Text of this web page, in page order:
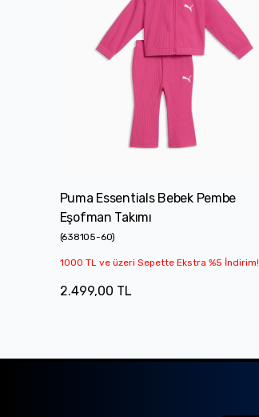
Puma Essentials Bebek Pembe
Eşofman Takımı
(638105-60)
1000 TL ve üzeri Sepette Ekstra %5 İndirim!
2.499,00 TL